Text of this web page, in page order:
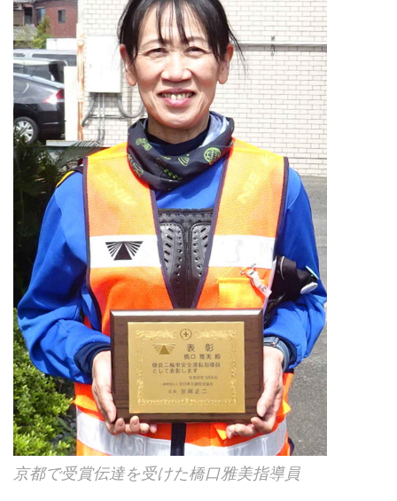
京都で受賞伝達を受けた橋口雅美指導員